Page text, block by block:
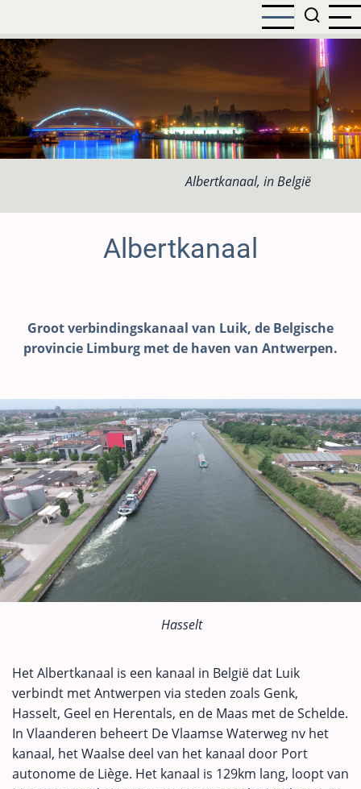
naar
de
inhoud
gaan
Albertkanaal, in België
Albertkanaal
Groot verbindingskanaal van Luik, de Belgische
provincie Limburg met de haven van Antwerpen.
Hasselt
Het Albertkanaal is een kanaal in België dat Luik
verbindt met Antwerpen via steden zoals Genk,
Hasselt, Geel en Herentals, en de Maas met de Schelde.
In Vlaanderen beheert De Vlaamse Waterweg nv het
kanaal, het Waalse deel van het kanaal door Port
autonome de Liège. Het kanaal is 129km lang, loopt van